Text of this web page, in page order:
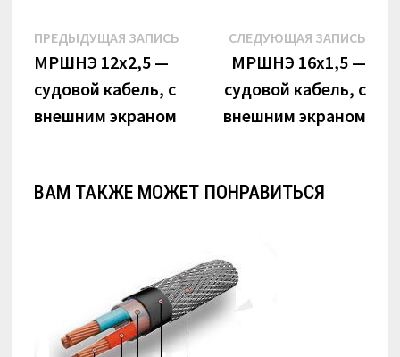
Навигация
по
записям
ПРЕДЫДУЩАЯ ЗАПИСЬ Предыдущая
МРШНЭ 12х2,5 —
судовой кабель, с
внешним экраном
СЛЕДУЮЩАЯ ЗАПИСЬ
МРШНЭ 16х1,5 —
судовой кабель, с
внешним экраном
ВАМ ТАКЖЕ МОЖЕТ ПОНРАВИТЬСЯ